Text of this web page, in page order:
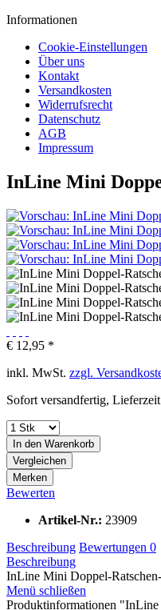
Informationen
Cookie-Einstellungen
Über uns
Kontakt
Versandkosten
Widerrufsrecht
Datenschutz
AGB
Impressum
InLine Mini
€ 12,95 *
inkl. MwSt. zzgl.
Sofort versandfertig,
In den Warenkorb
Vergleichen
Merken
Bewerten
Artikel-Nr.: 23909
Beschreibung Bewertungen 0
Beschreibung
InLine Mini Doppel-
Menü schließen
Produktinformationen